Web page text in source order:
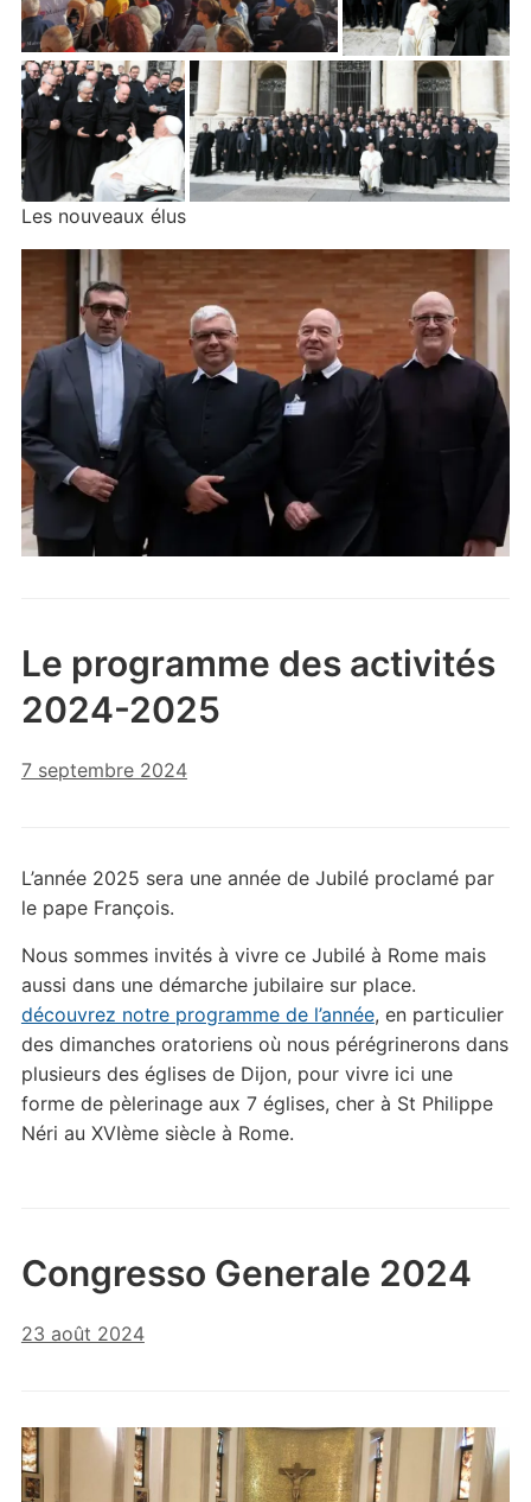
Les nouveaux élus
Le programme des activités
2024-2025
7 septembre 2024
L’année 2025 sera une année de Jubilé proclamé par
le pape François.
Nous sommes invités à vivre ce Jubilé à Rome mais
aussi dans une démarche jubilaire sur place.
découvrez notre programme de l’année, en particulier
des dimanches oratoriens où nous pérégrinerons dans
plusieurs des églises de Dijon, pour vivre ici une
forme de pèlerinage aux 7 églises, cher à St Philippe
Néri au XVIème siècle à Rome.
Congresso Generale 2024
23 août 2024